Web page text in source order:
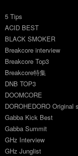
5 Tips
ACID BEST
BLACK SMOKER
Breakcore interview
Breakcore Top3
Breakcore特集
DNB TOP3
DOOMCORE
DOROHEDORO Original
Gabba Kick Best
Gabba Summit
GHz Interview
GHz Junglist